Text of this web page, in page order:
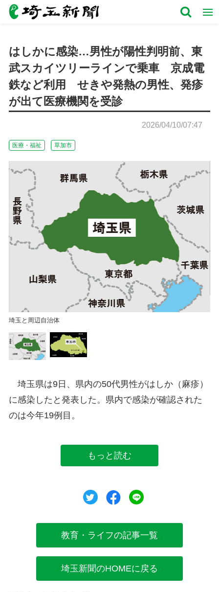
はしかに感染…男性が陽性判明前、東
武スカイツリーラインで乗車 京成電
鉄など利用 せきや発熱の男性、発疹
が出て医療機関を受診
2026/04/10/07:47
医療・福祉 草加市
埼玉と周辺自治体
埼玉県は9日、県内の50代男性がはしか（麻疹）
に感染したと発表した。県内で感染が確認された
のは今年19例目。
もっと読む
ツイートシェア
教育・ライフの記事一覧
埼玉新聞のHOMEに戻る